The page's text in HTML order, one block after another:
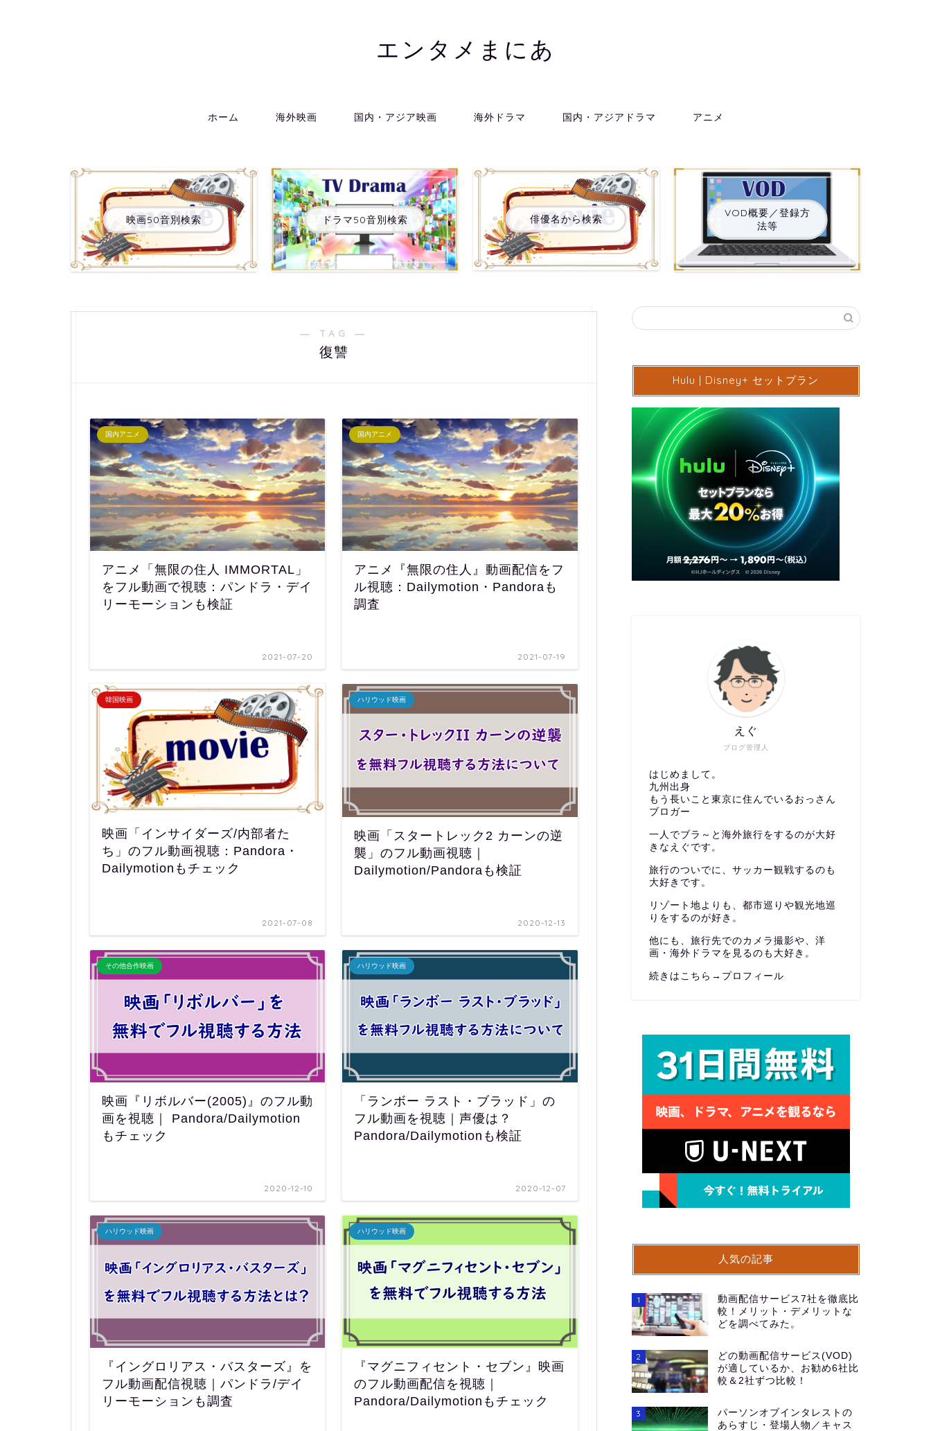
エンタメまにあ
ホーム 海外映画 国内・アジア映画 海外ドラマ 国内・アジアドラマ アニメ
映画50音別検索 ドラマ50音別検索 俳優名から検索
VOD概要／登録方
法等
― TAG ―
復讐
国内アニメ
アニメ「無限の住人 IMMORTAL」
をフル動画で視聴：パンドラ・デイ
リーモーションも検証
2021-07-20
国内アニメ
アニメ『無限の住人』動画配信をフ
ル視聴：Dailymotion・Pandoraも
調査
2021-07-19
韓国映画
映画「インサイダーズ/内部者た
ち」のフル動画視聴：Pandora・
Dailymotionもチェック
2021-07-08
ハリウッド映画
映画「スタートレック2 カーンの逆
襲」のフル動画視聴｜
Dailymotion/Pandoraも検証
2020-12-13
その他合作映画
映画『リボルバー(2005)』のフル動
画を視聴｜ Pandora/Dailymotion
もチェック
2020-12-10
ハリウッド映画
「ランボー ラスト・ブラッド」の
フル動画を視聴｜声優は？
Pandora/Dailymotionも検証
2020-12-07
ハリウッド映画
『イングロリアス・バスターズ』を
フル動画配信視聴｜パンドラ/デイ
リーモーションも調査
ハリウッド映画
『マグニフィセント・セブン』映画
のフル動画配信を視聴｜
Pandora/Dailymotionもチェック
Hulu | Disney+ セットプラン
ブログ管理人
えぐ
はじめまして。
九州出身
もう長いこと東京に住んでいるおっさん
ブロガー
一人でブラ～と海外旅行をするのが大好
きなえぐです。
旅行のついでに、サッカー観戦するのも
大好きです。
リゾート地よりも、都市巡りや観光地巡
りをするのが好き。
他にも、旅行先でのカメラ撮影や、洋
画・海外ドラマを見るのも大好き。
続きはこちら→ プロフィール
人気の記事
1
動画配信サービス7社を徹底比
較！メリット・デメリットな
どを調べてみた。
2
どの動画配信サービス(VOD)
が適しているか、お勧め6社比
較＆2社ずつ比較！
3
パーソンオブインタレストの
あらすじ・登場人物／キャス